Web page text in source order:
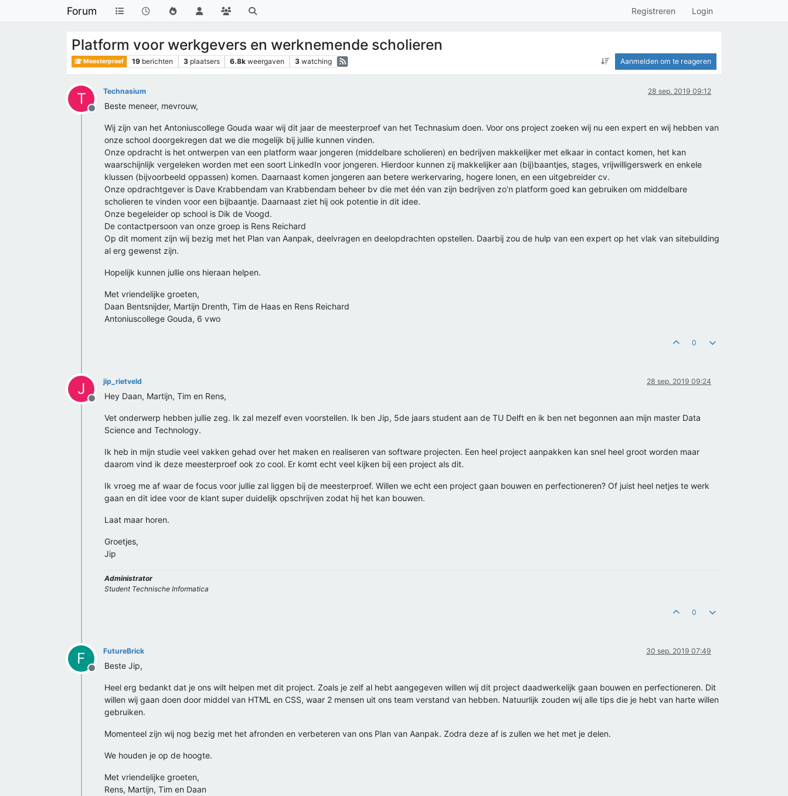
Forum Registreren Login
Platform voor werkgevers en werknemende scholieren
Meesterproef 19 berichten 3 plaatsers 6.8k weergaven 3 watching Aanmelden om te reageren
T
Offline
Technasium 28 sep. 2019 09:12
Beste meneer, mevrouw,
Wij zijn van het Antoniuscollege Gouda waar wij dit jaar de meesterproef van het Technasium doen. Voor ons project zoeken wij nu een expert en wij hebben van
onze school doorgekregen dat we die mogelijk bij jullie kunnen vinden.
Onze opdracht is het ontwerpen van een platform waar jongeren (middelbare scholieren) en bedrijven makkelijker met elkaar in contact komen, het kan
waarschijnlijk vergeleken worden met een soort LinkedIn voor jongeren. Hierdoor kunnen zij makkelijker aan (bij)baantjes, stages, vrijwilligerswerk en enkele
klussen (bijvoorbeeld oppassen) komen. Daarnaast komen jongeren aan betere werkervaring, hogere lonen, en een uitgebreider cv.
Onze opdrachtgever is Dave Krabbendam van Krabbendam beheer bv die met één van zijn bedrijven zo’n platform goed kan gebruiken om middelbare
scholieren te vinden voor een bijbaantje. Daarnaast ziet hij ook potentie in dit idee.
Onze begeleider op school is Dik de Voogd.
De contactpersoon van onze groep is Rens Reichard
Op dit moment zijn wij bezig met het Plan van Aanpak, deelvragen en deelopdrachten opstellen. Daarbij zou de hulp van een expert op het vlak van sitebuilding
al erg gewenst zijn.
Hopelijk kunnen jullie ons hieraan helpen.
Met vriendelijke groeten,
Daan Bentsnijder, Martijn Drenth, Tim de Haas en Rens Reichard
Antoniuscollege Gouda, 6 vwo
0
J
Offline
jip_rietveld 28 sep. 2019 09:24
Hey Daan, Martijn, Tim en Rens,
Vet onderwerp hebben jullie zeg. Ik zal mezelf even voorstellen. Ik ben Jip, 5de jaars student aan de TU Delft en ik ben net begonnen aan mijn master Data
Science and Technology.
Ik heb in mijn studie veel vakken gehad over het maken en realiseren van software projecten. Een heel project aanpakken kan snel heel groot worden maar
daarom vind ik deze meesterproef ook zo cool. Er komt echt veel kijken bij een project als dit.
Ik vroeg me af waar de focus voor jullie zal liggen bij de meesterproef. Willen we echt een project gaan bouwen en perfectioneren? Of juist heel netjes te werk
gaan en dit idee voor de klant super duidelijk opschrijven zodat hij het kan bouwen.
Laat maar horen.
Groetjes,
Jip
Administrator
Student Technische Informatica
0
F
Offline
FutureBrick 30 sep. 2019 07:49
Beste Jip,
Heel erg bedankt dat je ons wilt helpen met dit project. Zoals je zelf al hebt aangegeven willen wij dit project daadwerkelijk gaan bouwen en perfectioneren. Dit
willen wij gaan doen door middel van HTML en CSS, waar 2 mensen uit ons team verstand van hebben. Natuurlijk zouden wij alle tips die je hebt van harte willen
gebruiken.
Momenteel zijn wij nog bezig met het afronden en verbeteren van ons Plan van Aanpak. Zodra deze af is zullen we het met je delen.
We houden je op de hoogte.
Met vriendelijke groeten,
Rens, Martijn, Tim en Daan